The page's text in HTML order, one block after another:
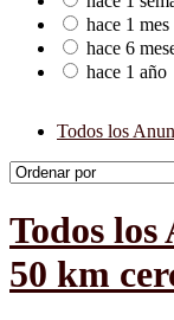
hace 1 mes
hace 6
hace 1 año
Todos los
Todos los
50 km